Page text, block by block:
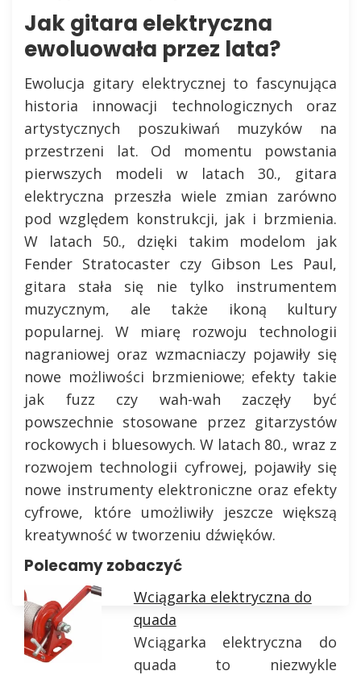
Jak gitara elektryczna
ewoluowała przez lata?
Ewolucja gitary elektrycznej to fascynująca
historia innowacji technologicznych oraz
artystycznych poszukiwań muzyków na
przestrzeni lat. Od momentu powstania
pierwszych modeli w latach 30., gitara
elektryczna przeszła wiele zmian zarówno
pod względem konstrukcji, jak i brzmienia.
W latach 50., dzięki takim modelom jak
Fender Stratocaster czy Gibson Les Paul,
gitara stała się nie tylko instrumentem
muzycznym, ale także ikoną kultury
popularnej. W miarę rozwoju technologii
nagraniowej oraz wzmacniaczy pojawiły się
nowe możliwości brzmieniowe; efekty takie
jak fuzz czy wah-wah zaczęły być
powszechnie stosowane przez gitarzystów
rockowych i bluesowych. W latach 80., wraz z
rozwojem technologii cyfrowej, pojawiły się
nowe instrumenty elektroniczne oraz efekty
cyfrowe, które umożliwiły jeszcze większą
kreatywność w tworzeniu dźwięków.
Polecamy zobaczyć
Wciągarka elektryczna do
quada
Wciągarka elektryczna do
quada to niezwykle